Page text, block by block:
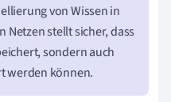
von Wissen in
stellt sicher, dass
sondern auch
werden können.